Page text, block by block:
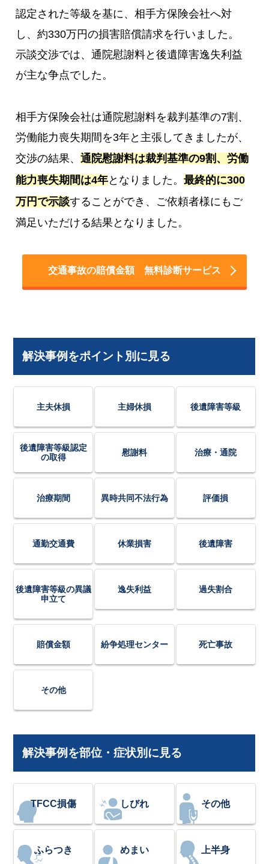
認定された等級を基に、相手方保険会社へ対
し、約330万円の損害賠償請求を行いました。
示談交渉では、通院慰謝料と後遺障害逸失利益
が主な争点でした。
相手方保険会社は通院慰謝料を裁判基準の7割、
労働能力喪失期間を3年と主張してきましたが、
交渉の結果、通院慰謝料は裁判基準の9割、労働
能力喪失期間は4年となりました。最終的に300
万円で示談することができ、ご依頼者様にもご
満足いただける結果となりました。
交通事故の賠償金額 無料診断サービス
解決事例をポイント別に見る
主夫休損 主婦休損 後遺障害等級
後遺障害等級認定
の取得
慰謝料 治療・通院
治療期間 異時共同不法行為 評価損
通勤交通費 休業損害 後遺障害
後遺障害等級の異議
申立て
逸失利益 過失割合
賠償金額 紛争処理センター 死亡事故
その他
解決事例を部位・症状別に見る
TFCC損傷 しびれ その他
ふらつき めまい 上半身